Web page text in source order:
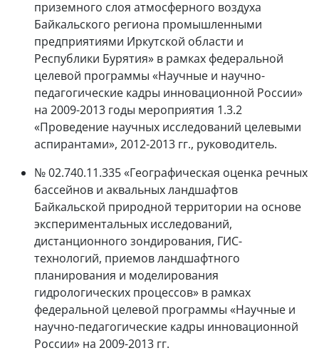
приземного слоя атмосферного воздуха
Байкальского региона промышленными
предприятиями Иркутской области и
Республики Бурятия» в рамках федеральной
целевой программы «Научные и научно-
педагогические кадры инновационной России»
на 2009-2013 годы мероприятия 1.3.2
«Проведение научных исследований целевыми
аспирантами», 2012-2013 гг., руководитель.
№ 02.740.11.335 «Географическая оценка речных
бассейнов и аквальных ландшафтов
Байкальской природной территории на основе
экспериментальных исследований,
дистанционного зондирования, ГИС-
технологий, приемов ландшафтного
планирования и моделирования
гидрологических процессов» в рамках
федеральной целевой программы «Научные и
научно-педагогические кадры инновационной
России» на 2009-2013 гг.